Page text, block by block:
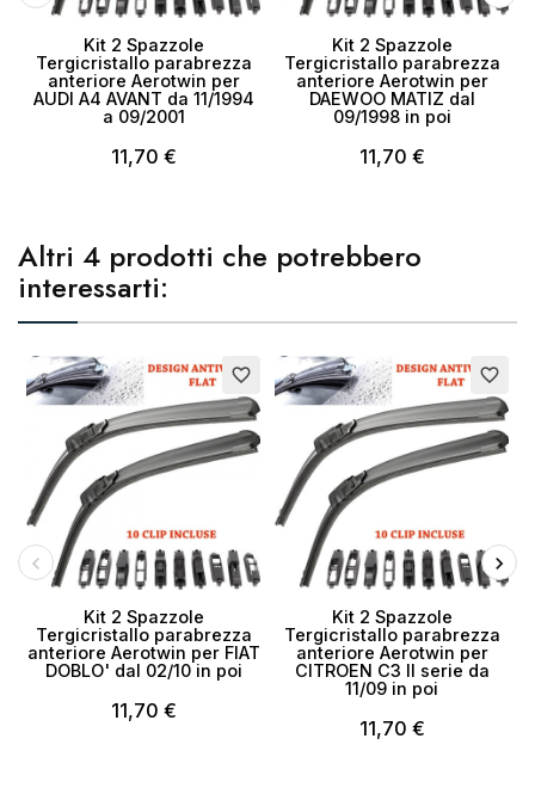
Kit 2 Spazzole
Tergicristallo parabrezza
anteriore Aerotwin per
AUDI A4 AVANT da 11/1994
a 09/2001
11,70 €
Kit 2 Spazzole
Tergicristallo parabrezza
anteriore Aerotwin per
DAEWOO MATIZ dal
09/1998 in poi
11,70 €
Altri 4 prodotti che potrebbero
interessarti:
favorite_border
Kit 2 Spazzole
Tergicristallo parabrezza
anteriore Aerotwin per FIAT
DOBLO' dal 02/10 in poi
11,70 €
favorite_border
Kit 2 Spazzole
Tergicristallo parabrezza
anteriore Aerotwin per
CITROEN C3 II serie da
11/09 in poi
11,70 €